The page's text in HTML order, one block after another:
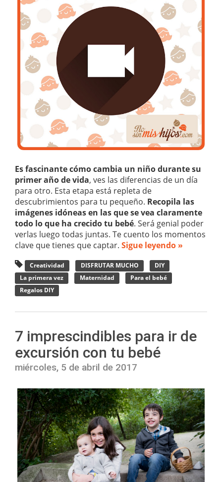
Es fascinante cómo cambia un niño durante su
primer año de vida, ves las diferencias de un día
para otro. Esta etapa está repleta de
descubrimientos para tu pequeño. Recopila las
imágenes idóneas en las que se vea claramente
todo lo que ha crecido tu bebé. Será genial poder
verlas luego todas juntas. Te cuento los momentos
clave que tienes que captar. Sigue leyendo »
Creatividad DISFRUTAR MUCHO
DIY
La primera vez
Maternidad
Para el bebé
Regalos DIY
7 imprescindibles para ir de
excursión con tu bebé
miércoles, 5 de abril de 2017